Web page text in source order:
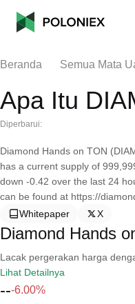
Beranda Semua Mata
Apa Itu
Diperbarui:
Diamond Hands on TON
has a current supply of
down -0.42 over the last 24
can be found at https://
Whitepaper
X
Diamond Hands
Lacak pergerakan harga
Lihat Detailnya
---6.00%